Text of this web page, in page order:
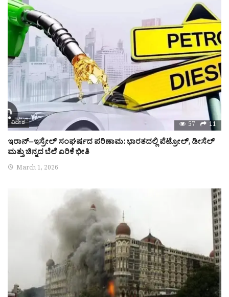
ವಿದೇಶ 57 11
ಇರಾನ್–ಇಸ್ರೇಲ್ ಸಂಘರ್ಷದ ಪರಿಣಾಮ: ಭಾರತದಲ್ಲಿ ಪೆಟ್ರೋಲ್, ಡೀಸೆಲ್
ಮತ್ತು ಚಿನ್ನದ ಬೆಲೆ ಏರಿಕೆ ಭೀತಿ
March 1, 2026